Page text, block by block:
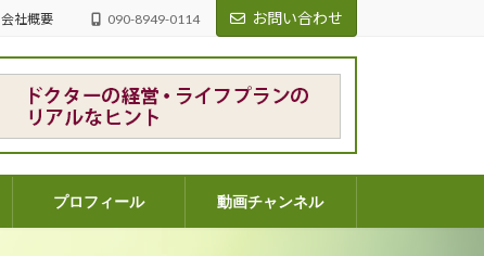
会社概要 090-8949-0114 お問い合わせ
プロフィール 動画チャンネル